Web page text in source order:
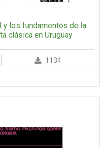
y los fundamentos de la
clásica en Uruguay
1134